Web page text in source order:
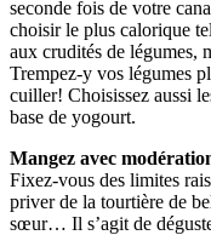
seconde fois de votre
choisir le plus calorique
aux crudités de légumes,
Trempez-y vos légumes
cuiller! Choisissez aussi
base de yogourt.
Mangez avec
Fixez-vous des limites
priver de la tourtière de
sœur… Il s’agit de